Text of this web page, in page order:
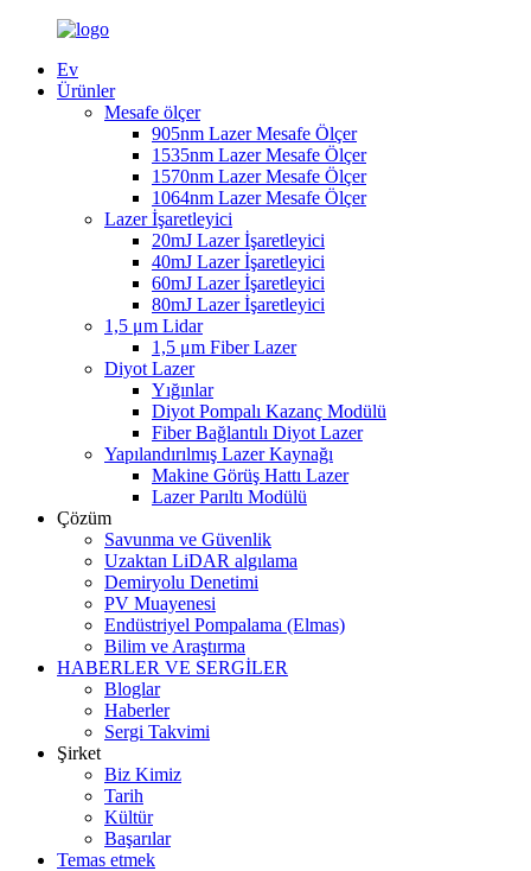
Ev
Ürünler
Mesafe ölçer
905nm Lazer Mesafe Ölçer
1535nm Lazer Mesafe Ölçer
1570nm Lazer Mesafe Ölçer
1064nm Lazer Mesafe Ölçer
Lazer İşaretleyici
20mJ Lazer İşaretleyici
40mJ Lazer İşaretleyici
60mJ Lazer İşaretleyici
80mJ Lazer İşaretleyici
1,5 μm Lidar
1,5 μm Fiber Lazer
Diyot Lazer
Yığınlar
Diyot Pompalı Kazanç Modülü
Fiber Bağlantılı Diyot Lazer
Yapılandırılmış Lazer Kaynağı
Makine Görüş Hattı Lazer
Lazer Parıltı Modülü
Çözüm
Savunma ve Güvenlik
Uzaktan LiDAR algılama
Demiryolu Denetimi
PV Muayenesi
Endüstriyel Pompalama (Elmas)
Bilim ve Araştırma
HABERLER VE SERGİLER
Bloglar
Haberler
Sergi Takvimi
Şirket
Biz Kimiz
Tarih
Kültür
Başarılar
Temas etmek